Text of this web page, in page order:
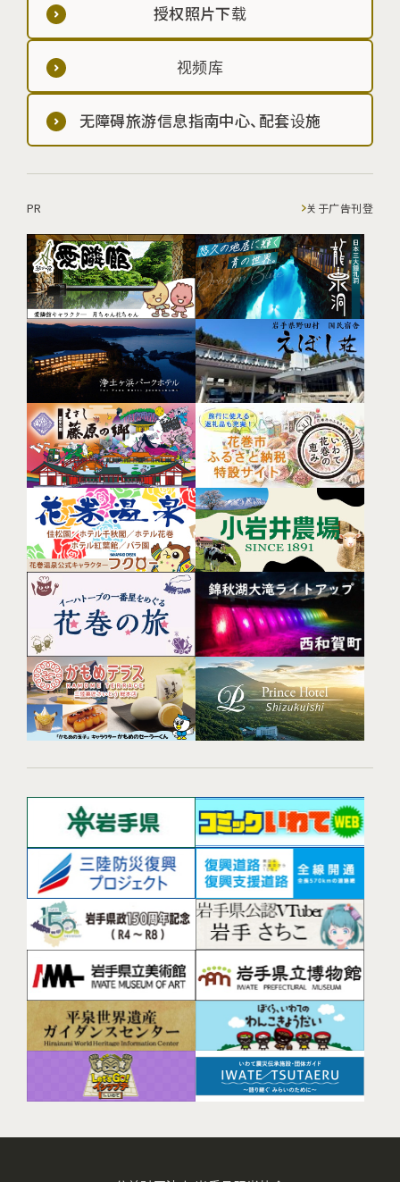
授权照片下载
视频库
无障碍旅游信息指南中心、配套设施
PR 关于广告刊登